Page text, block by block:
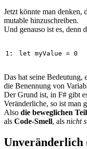
Jetzt könnte man denken,
mutable hinzuschreiben.
Und genauso ist es, denn
1: let myValue = 0
Das hat seine Bedeutung,
die Benennung von
Der Grund ist, in F# gibt
Veränderliche, so ist man
Also die beweglichen
als Code-Smell, als nicht
Unveränderlich